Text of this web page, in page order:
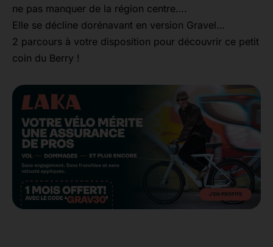
ne pas manquer de la région centre….
Elle se décline dorénavant en version Gravel…
2 parcours à votre disposition pour découvrir ce petit
coin du Berry !